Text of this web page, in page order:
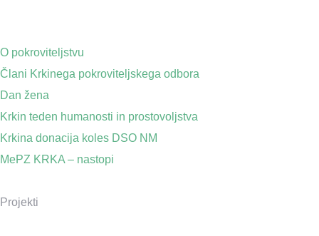
O pokroviteljstvu
Člani Krkinega pokroviteljskega odbora
Dan žena
Krkin teden humanosti in prostovoljstva
Krkina donacija koles DSO NM
MePZ KRKA – nastopi
Projekti